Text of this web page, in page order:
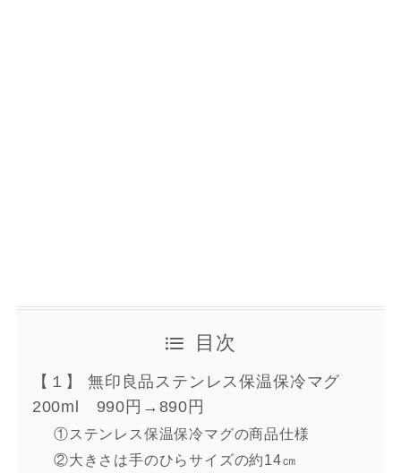
目次
【１】 無印良品ステンレス保温保冷マグ
200ml 990円→890円
①ステンレス保温保冷マグの商品仕様
②大きさは手のひらサイズの約14㎝